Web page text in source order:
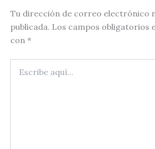
Tu dirección de correo electrónico
publicada. Los campos obligatorios
con *
aquí...